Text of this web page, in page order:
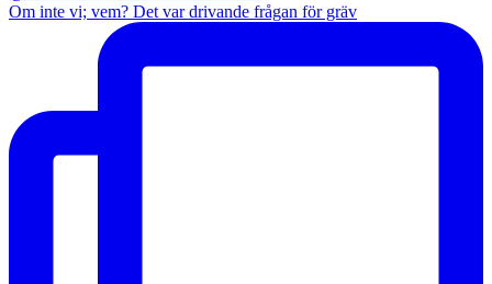
Om inte vi; vem? Det var drivande frågan för gräv